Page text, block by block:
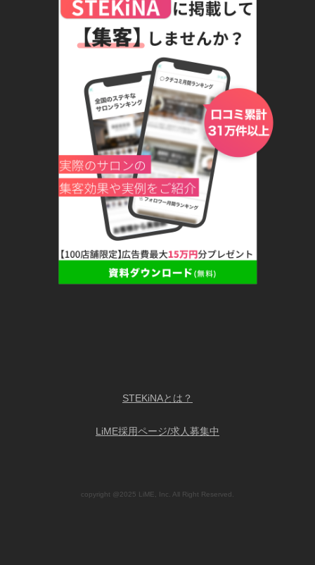
STEKiNAとは？
LiME採用ページ/求人募集中
copyright @2025 LiME, Inc. All Right Reserved.